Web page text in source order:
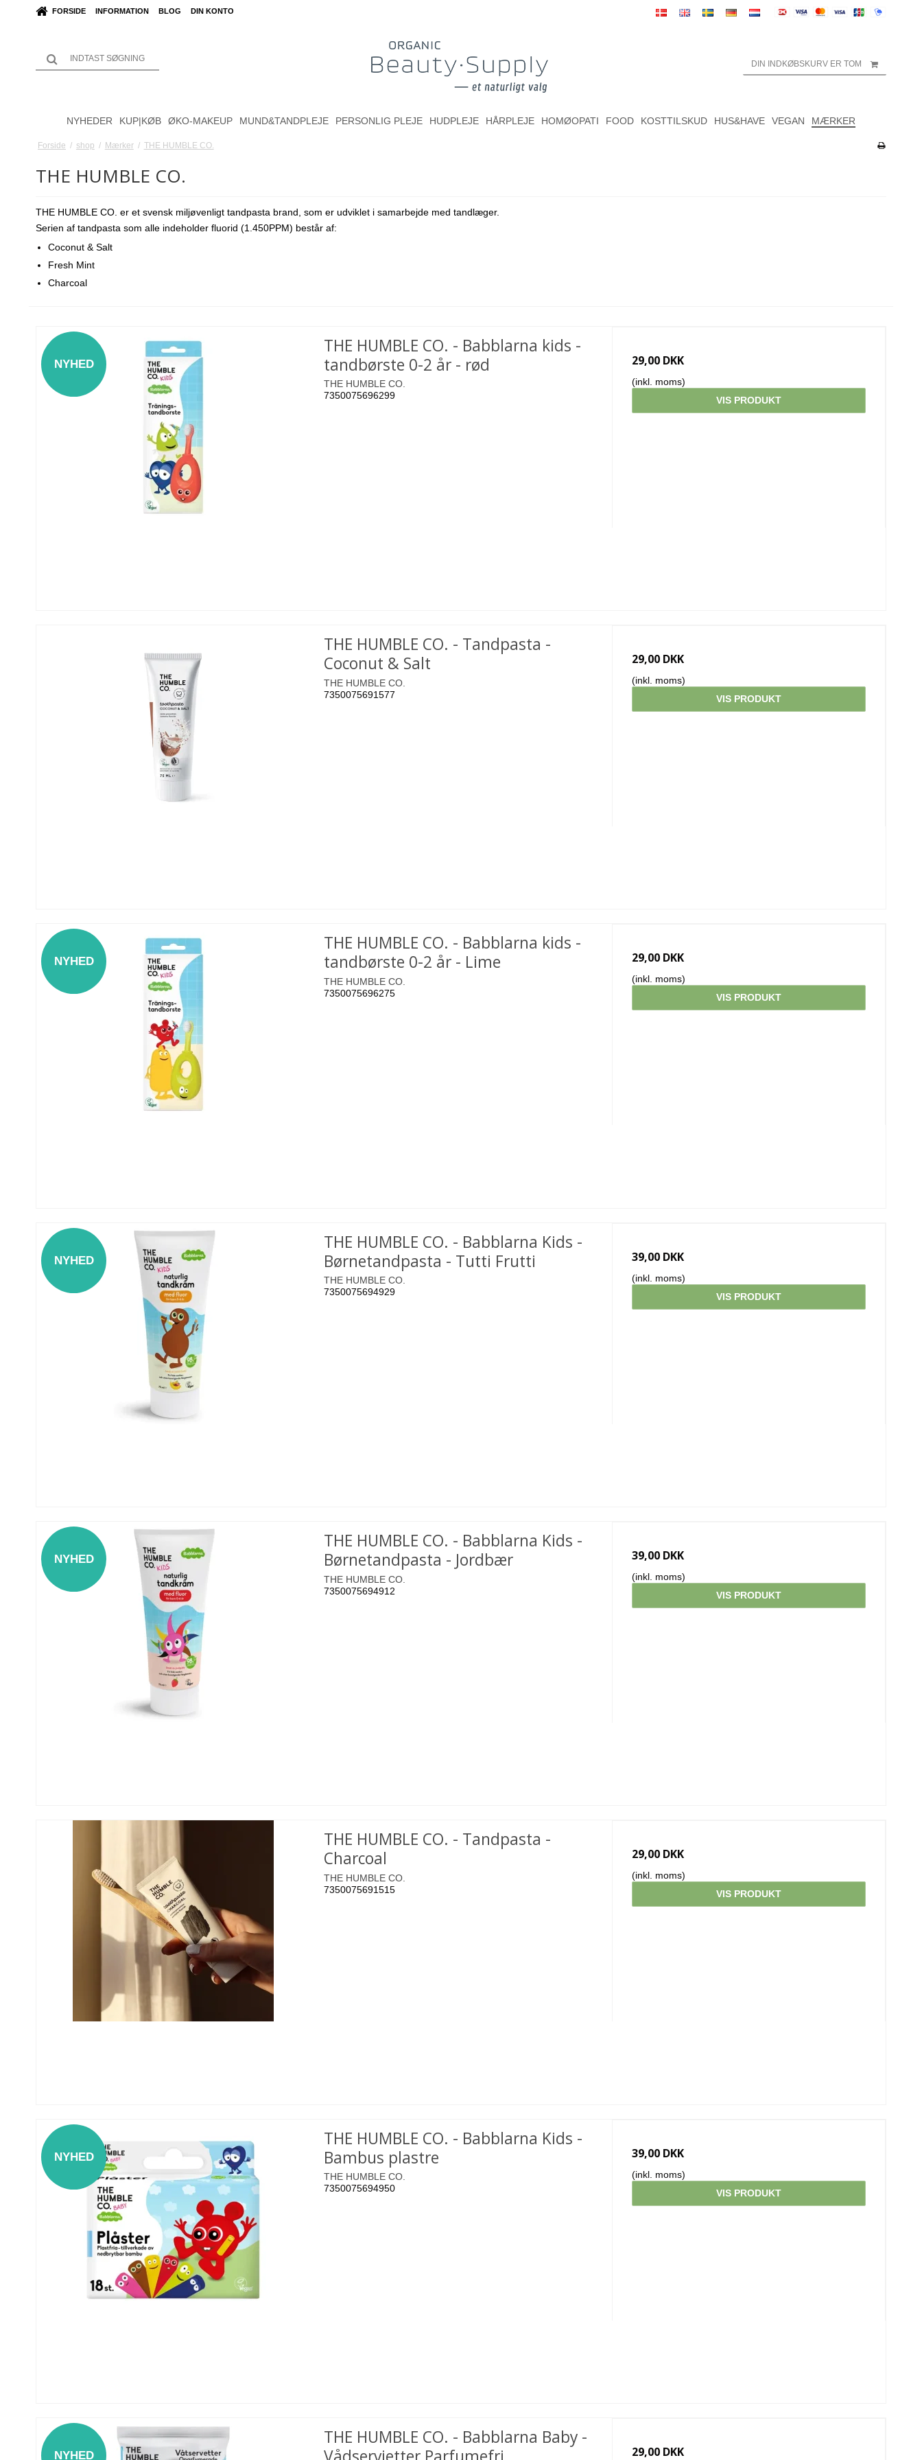
FORSIDE INFORMATION BLOG DIN KONTO
DIN INDKØBSKURV ER TOM
NYHEDER KUP|KØB ØKO-MAKEUP MUND&TANDPLEJE PERSONLIG PLEJE HUDPLEJE HÅRPLEJE HOMØOPATI FOOD KOSTTILSKUD HUS&HAVE VEGAN MÆRKER
Forside / shop / Mærker / THE HUMBLE CO.
THE HUMBLE CO.
THE HUMBLE CO. er et svensk miljøvenligt tandpasta brand, som er udviklet i samarbejde med tandlæger.
Serien af tandpasta som alle indeholder fluorid (1.450PPM) består af:
Coconut & Salt
Fresh Mint
Charcoal
NYHED
THE HUMBLE CO. - Babblarna kids -
tandbørste 0-2 år - rød
THE HUMBLE CO.
7350075696299
29,00 DKK
(inkl. moms)
VIS PRODUKT
THE HUMBLE CO. - Tandpasta -
Coconut & Salt
THE HUMBLE CO.
7350075691577
29,00 DKK
(inkl. moms)
VIS PRODUKT
NYHED
THE HUMBLE CO. - Babblarna kids -
tandbørste 0-2 år - Lime
THE HUMBLE CO.
7350075696275
29,00 DKK
(inkl. moms)
VIS PRODUKT
NYHED
THE HUMBLE CO. - Babblarna Kids -
Børnetandpasta - Tutti Frutti
THE HUMBLE CO.
7350075694929
39,00 DKK
(inkl. moms)
VIS PRODUKT
NYHED
THE HUMBLE CO. - Babblarna Kids -
Børnetandpasta - Jordbær
THE HUMBLE CO.
7350075694912
39,00 DKK
(inkl. moms)
VIS PRODUKT
THE HUMBLE CO. - Tandpasta -
Charcoal
THE HUMBLE CO.
7350075691515
29,00 DKK
(inkl. moms)
VIS PRODUKT
NYHED
THE HUMBLE CO. - Babblarna Kids -
Bambus plastre
THE HUMBLE CO.
7350075694950
39,00 DKK
(inkl. moms)
VIS PRODUKT
NYHED
THE HUMBLE CO. - Babblarna Baby -
29,00 DKK